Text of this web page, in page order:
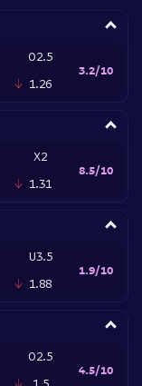
O2.5
1.26
3.2/10
X2
1.31
8.5/10
U3.5
1.88
1.9/10
O2.5
1.5
4.5/10